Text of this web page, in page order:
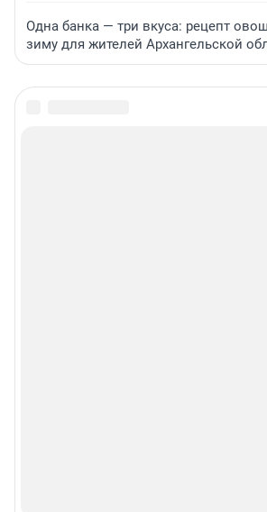
Одна банка — три вкуса: рецепт
зиму для жителей Архангельской